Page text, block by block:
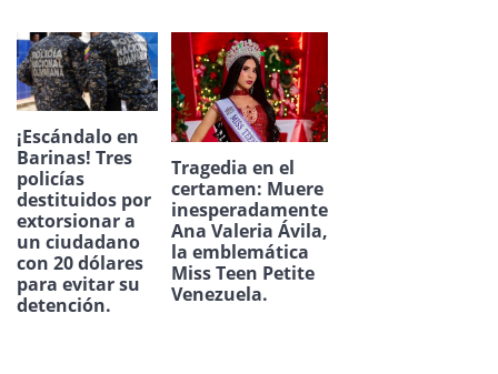
¡Escándalo en
Barinas! Tres
policías
destituidos por
extorsionar a
un ciudadano
con 20 dólares
para evitar su
detención.
Tragedia en el
certamen: Muere
inesperadamente
Ana Valeria Ávila,
la emblemática
Miss Teen Petite
Venezuela.